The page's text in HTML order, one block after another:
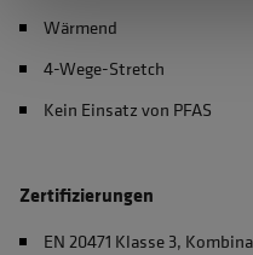
Wärmend
4-Wege-Stretch
Kein Einsatz von PFAS
Zertifizierungen
EN 20471 Klasse 3,